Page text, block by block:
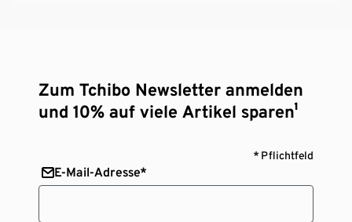
Zum Tchibo Newsletter anmelden
und 10% auf viele Artikel sparen¹
* Pflichtfeld
E-Mail-Adresse*